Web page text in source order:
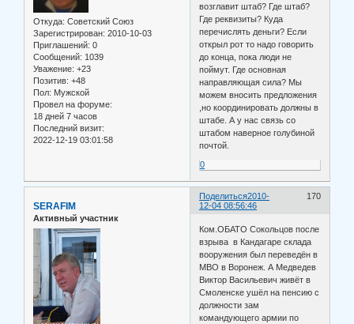
Откуда: Советский Союз
Зарегистрирован: 2010-10-03
Приглашений: 0
Сообщений: 1039
Уважение: +23
Позитив: +48
Пол: Мужской
Провел на форуме:
18 дней 7 часов
Последний визит:
2022-12-19 03:01:58
возглавит штаб? Где штаб?
Где реквизиты? Куда
перечислять деньги? Если
открыл рот то надо говорить
до конца, пока люди не
поймут. Где основная
направляющая сила? Мы
можем вносить предложения
,но координировать должны в
штабе. А у нас связь со
штабом наверное голубиной
почтой.
0
Поделиться 170
2010-
12-04 08:56:46
SERAFIM
Активный участник
Ком.ОБАТО Сокольцов после
взрыва в Кандагаре склада
вооружения был переведён в
МВО в Воронеж. А Медведев
Виктор Васильевич живёт в
Смоленске ушёл на пенсию с
должности зам
командующего армии по